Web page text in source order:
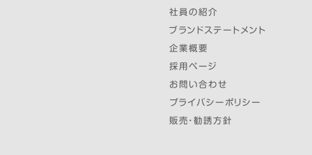
社員の紹介
ブランドステートメント
企業概要
採用ページ
お問い合わせ
プライバシーポリシー
販売・勧誘方針